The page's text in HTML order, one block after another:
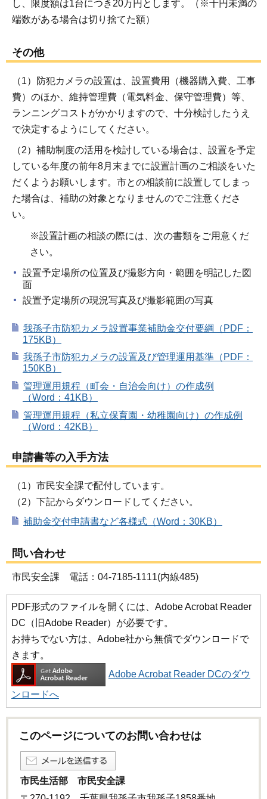
し、限度額は1台につき20万円とします。（※千円未満の
端数がある場合は切り捨てた額）
その他
（1）防犯カメラの設置は、設置費用（機器購入費、工事
費）のほか、維持管理費（電気料金、保守管理費）等、
ランニングコストがかかりますので、十分検討したうえ
で決定するようにしてください。
（2）補助制度の活用を検討している場合は、設置を予定
している年度の前年8月末までに設置計画のご相談をいた
だくようお願いします。市との相談前に設置してしまっ
た場合は、補助の対象となりませんのでご注意くださ
い。
※設置計画の相談の際には、次の書類をご用意くだ
さい。
設置予定場所の位置及び撮影方向・範囲を明記した図
面
設置予定場所の現況写真及び撮影範囲の写真
我孫子市防犯カメラ設置事業補助金交付要綱（PDF：
175KB）
我孫子市防犯カメラの設置及び管理運用基準（PDF：
150KB）
管理運用規程（町会・自治会向け）の作成例
（Word：41KB）
管理運用規程（私立保育園・幼稚園向け）の作成例
（Word：42KB）
申請書等の入手方法
（1）市民安全課で配付しています。
（2）下記からダウンロードしてください。
補助金交付申請書など各様式（Word：30KB）
問い合わせ
市民安全課 電話：04-7185-1111(内線485)
PDF形式のファイルを開くには、Adobe Acrobat Reader
DC（旧Adobe Reader）が必要です。
お持ちでない方は、Adobe社から無償でダウンロードで
きます。
Adobe Acrobat Reader DCのダウ
ンロードへ
このページについてのお問い合わせは
市民生活部 市民安全課